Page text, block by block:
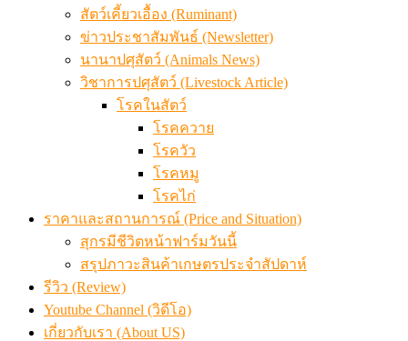
สัตว์เคี้ยวเอื้อง (Ruminant)
ข่าวประชาสัมพันธ์ (Newsletter)
นานาปศุสัตว์ (Animals News)
วิชาการปศุสัตว์ (Livestock Article)
โรคในสัตว์
โรคควาย
โรควัว
โรคหมู
โรคไก่
ราคาและสถานการณ์ (Price and Situation)
สุกรมีชีวิตหน้าฟาร์มวันนี้
สรุปภาวะสินค้าเกษตรประจำสัปดาห์
รีวิว (Review)
Youtube Channel (วิดีโอ)
เกี่ยวกับเรา (About US)